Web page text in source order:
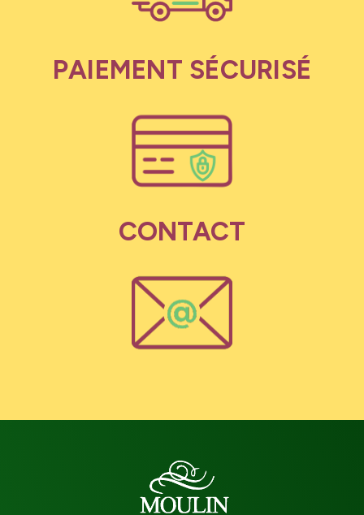
PAIEMENT SÉCURISÉ
CONTACT